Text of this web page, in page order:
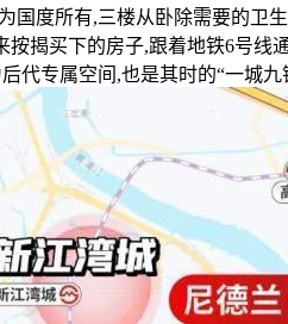
国度所有,三楼从卧除需要的卫
按揭买下的房子,跟着地铁6号线
代专属空间,也是其时的“一城九